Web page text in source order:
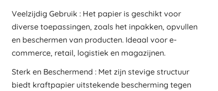
Veelzijdig Gebruik : Het papier is geschikt voor
diverse toepassingen, zoals het inpakken, opvullen
en beschermen van producten. Ideaal voor e-
commerce, retail, logistiek en magazijnen.
Sterk en Beschermend : Met zijn stevige structuur
biedt kraftpapier uitstekende bescherming tegen